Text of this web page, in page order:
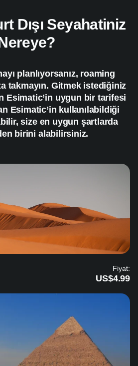
Dışı Seyahatiniz
planlıyorsanız, roaming
takmayın. Gitmek istediğiniz
Esimatic’in uygun bir tarifesi
Esimatic’in kullanılabildiği
size en uygun şartlarda
birini alabilirsiniz.
Fiyat:
US$4.99